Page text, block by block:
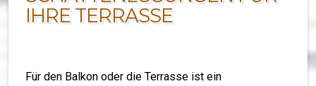
IHRE TERRASSE
Für den Balkon oder die Terrasse ist ein